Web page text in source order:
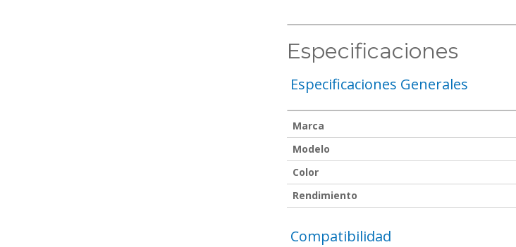
Especificaciones
Especificaciones Generales
Marca
Modelo
Color
Rendimiento
Compatibilidad